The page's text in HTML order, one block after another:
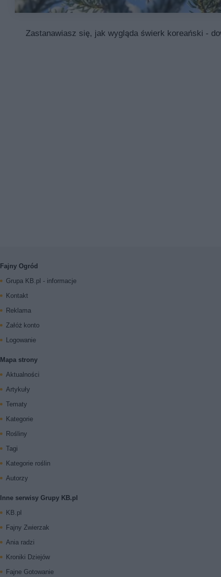
Zastanawiasz się, jak wygląda świerk koreański -
Fajny Ogród
Grupa KB.pl - informacje
Kontakt
Reklama
Załóż konto
Logowanie
Mapa strony
Aktualności
Artykuły
Tematy
Kategorie
Rośliny
Tagi
Kategorie roślin
Autorzy
Inne serwisy Grupy KB.pl
KB.pl
Fajny Zwierzak
Ania radzi
Kroniki Dziejów
Fajne Gotowanie